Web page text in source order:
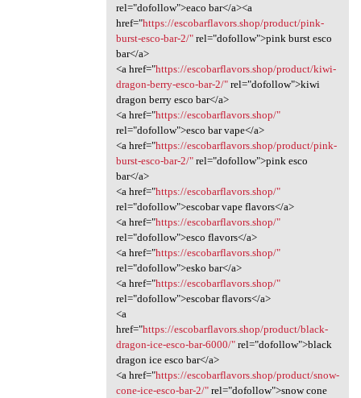
rel="dofollow">eaco bar</a><a
href="https://escobarflavors.shop/product/pink-
burst-esco-bar-2/"rel="dofollow">pink burst esco
bar</a>
<a href="https://escobarflavors.shop/product/kiwi-
dragon-berry-esco-bar-2/"rel="dofollow">kiwi
dragon berry esco bar</a>
<a href="https://escobarflavors.shop/"
rel="dofollow">esco bar vape</a>
<a href="https://escobarflavors.shop/product/pink-
burst-esco-bar-2/"rel="dofollow">pink esco
bar</a>
<a href="https://escobarflavors.shop/"
rel="dofollow">escobar vape flavors</a>
<a href="https://escobarflavors.shop/"
rel="dofollow">esco flavors</a>
<a href="https://escobarflavors.shop/"
rel="dofollow">esko bar</a>
<a href="https://escobarflavors.shop/"
rel="dofollow">escobar flavors</a>
<a
href="https://escobarflavors.shop/product/black-
dragon-ice-esco-bar-6000/"rel="dofollow">black
dragon ice esco bar</a>
<a href="https://escobarflavors.shop/product/snow-
cone-ice-esco-bar-2/"rel="dofollow">snow cone